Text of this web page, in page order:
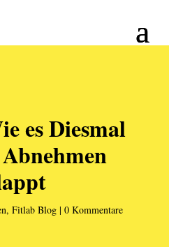
es Diesmal
, Fitlab Blog 0 Kommentare